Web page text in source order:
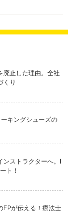
廃止した理由。全社
くり
キングシューズの
ンストラクターへ。l
ト！
FPが伝える！療法士